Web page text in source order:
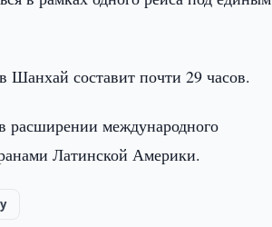
Шанхай составит почти 29 часов.
расширении международного
Латинской Америки.